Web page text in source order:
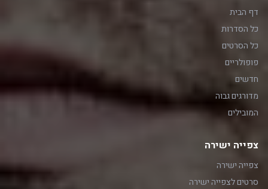
דף הבית
כל הסדרות
כל הסרטים
פופולריים
חדשים
מדורגים גבוה
המובילים
צפייה ישירה
צפייה ישירה
סרטים לצפייה ישירה